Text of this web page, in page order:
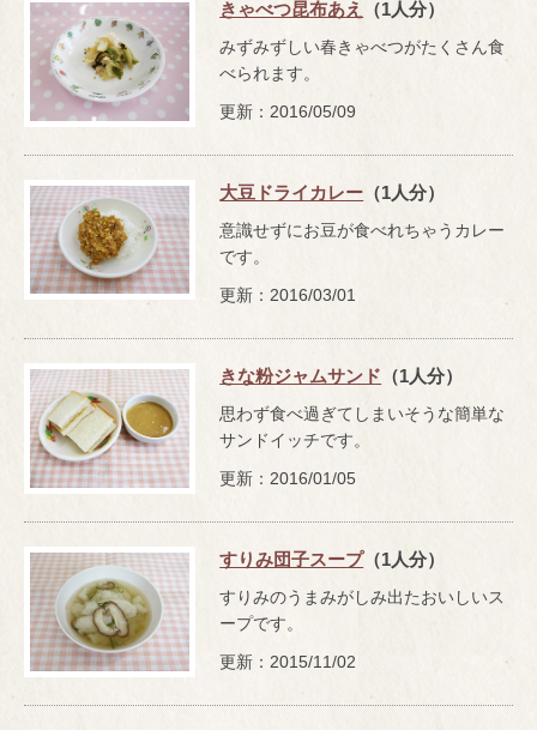
きゃべつ昆布あえ （1人分）
みずみずしい春きゃべつがたくさん食
べられます。
更新：2016/05/09
大豆ドライカレー （1人分）
意識せずにお豆が食べれちゃうカレー
です。
更新：2016/03/01
きな粉ジャムサンド （1人分）
思わず食べ過ぎてしまいそうな簡単な
サンドイッチです。
更新：2016/01/05
すりみ団子スープ（1人分）
すりみのうまみがしみ出たおいしいス
ープです。
更新：2015/11/02